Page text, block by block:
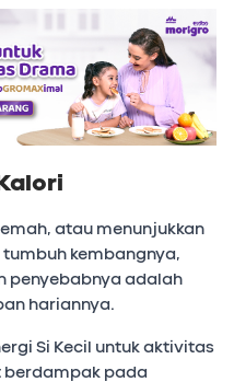
atau menunjukkan
kembangnya,
penyebabnya adalah
hariannya.
Si Kecil untuk aktivitas
pada